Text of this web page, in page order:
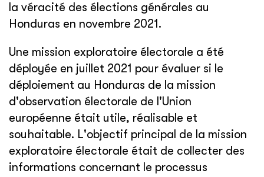
la véracité des élections générales au
Honduras en novembre 2021.
Une mission exploratoire électorale a été
déployée en juillet 2021 pour évaluer si le
déploiement au Honduras de la mission
d'observation électorale de l'Union
européenne était utile, réalisable et
souhaitable. L'objectif principal de la mission
exploratoire électorale était de collecter des
informations concernant le processus